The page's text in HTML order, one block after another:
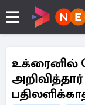
உக்ரைனில்